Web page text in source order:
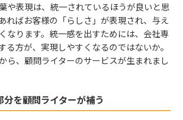
や表現は、統一されているほうが良いと思
ればお客様の「らしさ」が表現され、与え
なります。統一感を出すためには、会社専
る方が、実現しやすくなるのではないか。
ら、顧問ライターのサービスが生まれまし
を顧問ライターが補う